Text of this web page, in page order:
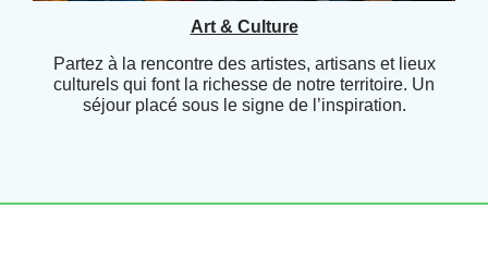
Art & Culture
Partez à la rencontre des artistes, artisans et lieux
culturels qui font la richesse de notre territoire. Un
séjour placé sous le signe de l’inspiration.